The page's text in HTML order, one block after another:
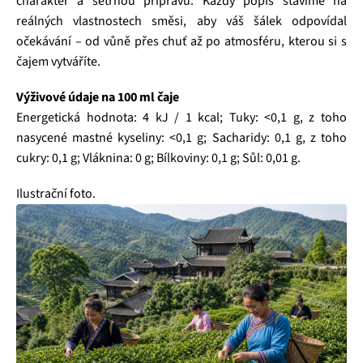
reálných vlastnostech směsi, aby váš šálek odpovídal
očekávání – od vůně přes chuť až po atmosféru, kterou si s
čajem vytváříte.
Výživové údaje na 100 ml čaje
Energetická hodnota: 4 kJ / 1 kcal; Tuky: <0,1 g, z toho
nasycené mastné kyseliny: <0,1 g; Sacharidy: 0,1 g, z toho
cukry: 0,1 g; Vláknina: 0 g; Bílkoviny: 0,1 g; Sůl: 0,01 g.
Ilustrační foto.